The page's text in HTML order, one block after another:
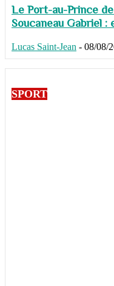
Le Port-au-Prince
Soucaneau Gabriel
Lucas Saint-Jean - 08/08/
SPORT